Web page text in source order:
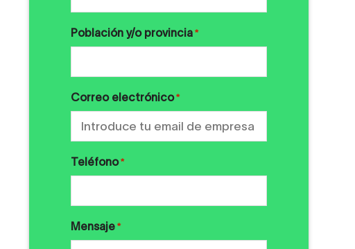
Población y/o provincia *
Correo electrónico *
Teléfono *
Mensaje *